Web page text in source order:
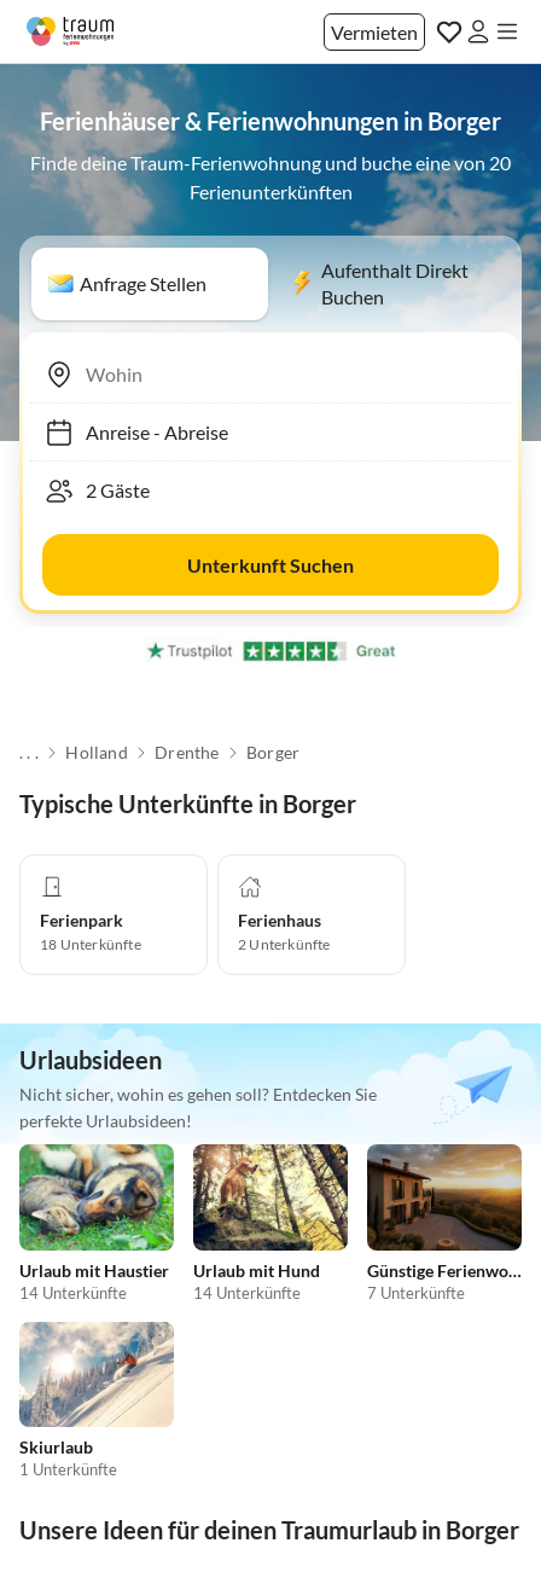
Vermieten
Ferienhäuser & Ferienwohnungen in Borger
Finde deine Traum-Ferienwohnung und buche eine von 20
Ferienunterkünften
Anfrage Stellen
Aufenthalt Direkt
Buchen
Anreise- Abreise
Unterkunft Suchen
. . . Holland Drenthe Borger
Typische Unterkünfte in Borger
Ferienpark
18 Unterkünfte
Ferienhaus
2 Unterkünfte
Urlaubsideen
Nicht sicher, wohin es gehen soll? Entdecken Sie
perfekte Urlaubsideen!
Urlaub mit Haustier
14 Unterkünfte
Urlaub mit Hund
14 Unterkünfte
Günstige Ferienwohnungen
7 Unterkünfte
Skiurlaub
1 Unterkünfte
Unsere Ideen für deinen Traumurlaub in Borger